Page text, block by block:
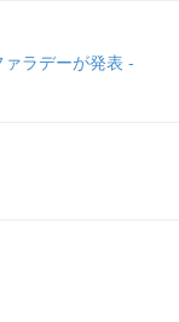
ラデーが発表 -